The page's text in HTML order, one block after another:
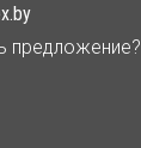
предложение?